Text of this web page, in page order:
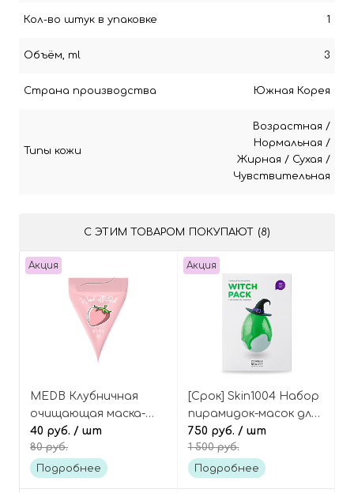
Кол-во штук в упаковке 1
Объём, ml 3
Страна производства Южная Корея
Типы кожи
Возрастная /
Нормальная /
Жирная / Сухая /
Чувствительная
С ЭТИМ ТОВАРОМ ПОКУПАЮТ (8)
Акция
MEDB Клубничная
очищающая маска-
суфле с глиной
(пирамидка)
Strawberry Milk Wash
40 руб. / шт
80 руб.
Подробнее
Акция
[Срок] Skin1004 Набор
пирамидок-масок для
лица «ведьма» Zombie
Beauty witch pack
750 руб. / шт
1 500 руб.
Подробнее